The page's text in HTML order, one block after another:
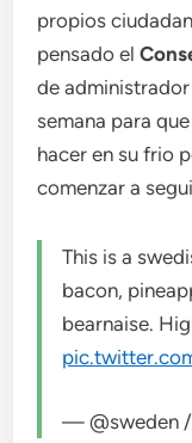
propios
pensado el
de
semana para
hacer en su frio
comenzar a
This is a
bacon,
bearnaise.
— @sweden